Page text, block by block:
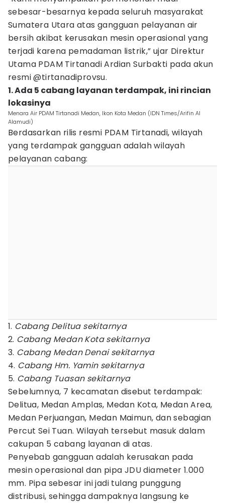
sebesar-besarnya kepada seluruh masyarakat
Sumatera Utara atas gangguan pelayanan air
bersih akibat kerusakan mesin operasional yang
terjadi karena pemadaman listrik,” ujar Direktur
Utama PDAM Tirtanadi Ardian Surbakti pada akun
resmi @tirtanadiprovsu.
1. Ada 5 cabang layanan terdampak, ini rincian
lokasinya
Menara Air PDAM Tirtanadi Medan, Ikon Kota Medan (IDN Times/Arifin Al
Alamudi)
Berdasarkan rilis resmi PDAM Tirtanadi, wilayah
yang terdampak gangguan adalah wilayah
pelayanan cabang:
1. Cabang Delitua sekitarnya
2. Cabang Medan Kota sekitarnya
3. Cabang Medan Denai sekitarnya
4. Cabang Hm. Yamin sekitarnya
5. Cabang Tuasan sekitarnya
Sebelumnya, 7 kecamatan disebut terdampak:
Delitua, Medan Amplas, Medan Kota, Medan Area,
Medan Perjuangan, Medan Maimun, dan sebagian
Percut Sei Tuan. Wilayah tersebut masuk dalam
cakupan 5 cabang layanan di atas.
Penyebab gangguan adalah kerusakan pada
mesin operasional dan pipa JDU diameter 1.000
mm. Pipa sebesar ini jadi tulang punggung
distribusi, sehingga dampaknya langsung ke